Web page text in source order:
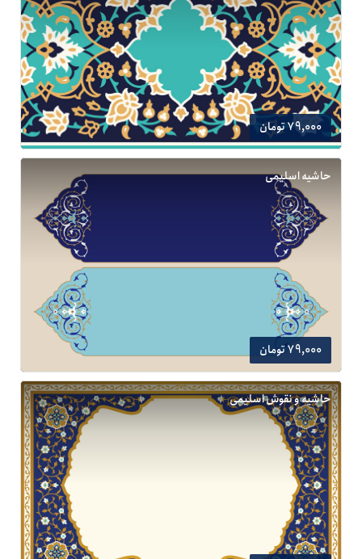
79,000 تومان
حاشیه اسلیمی
79,000 تومان
حاشیه و نقوش اسلیمی